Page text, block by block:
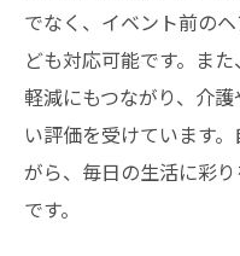
でなく、イベント前の
ども対応可能です。ま
軽減にもつながり、介
い評価を受けています
がら、毎日の生活に彩
です。